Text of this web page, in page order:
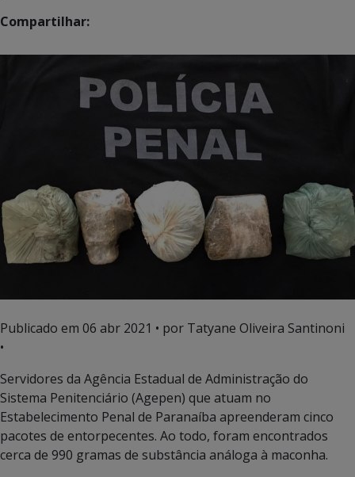
Compartilhar:
Publicado em 06 abr 2021 • por Tatyane Oliveira Santinoni
•
Servidores da Agência Estadual de Administração do
Sistema Penitenciário (Agepen) que atuam no
Estabelecimento Penal de Paranaíba apreenderam cinco
pacotes de entorpecentes. Ao todo, foram encontrados
cerca de 990 gramas de substância análoga à maconha.